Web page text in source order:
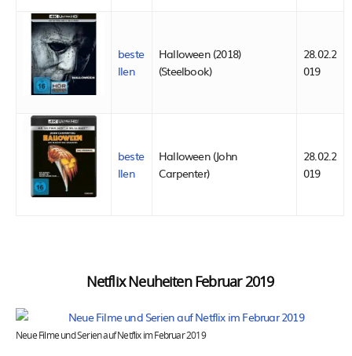
beste
llen
Halloween (2018)
(Steelbook)
28.02.2
019
beste
llen
Halloween (John
Carpenter)
28.02.2
019
Netflix Neuheiten Februar 2019
Neue Filme und Serien auf Netflix im Februar 2019